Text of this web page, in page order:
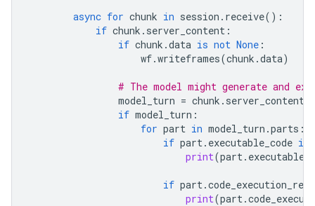
async for chunk in session . receive():
if chunk . server_content :
if chunk .data is not None :
wf.writeframes(chunk .data)
# The model might generate and
model_turn = chunk . server_content
if model_turn :
for part in model_turn .parts :
if part. executable_code is
print(part.
if part.
print(part.